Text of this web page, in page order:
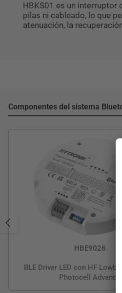
HBKS01 es un interruptor
pilas ni cableado, lo que
atenuación, la
Componentes del sistema
HBE9028
BLE Driver LED con HF
Photocell Advance